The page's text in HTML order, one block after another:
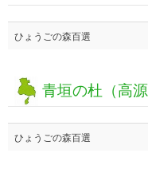
ひょうごの森百選
青垣の杜（高
ひょうごの森百選